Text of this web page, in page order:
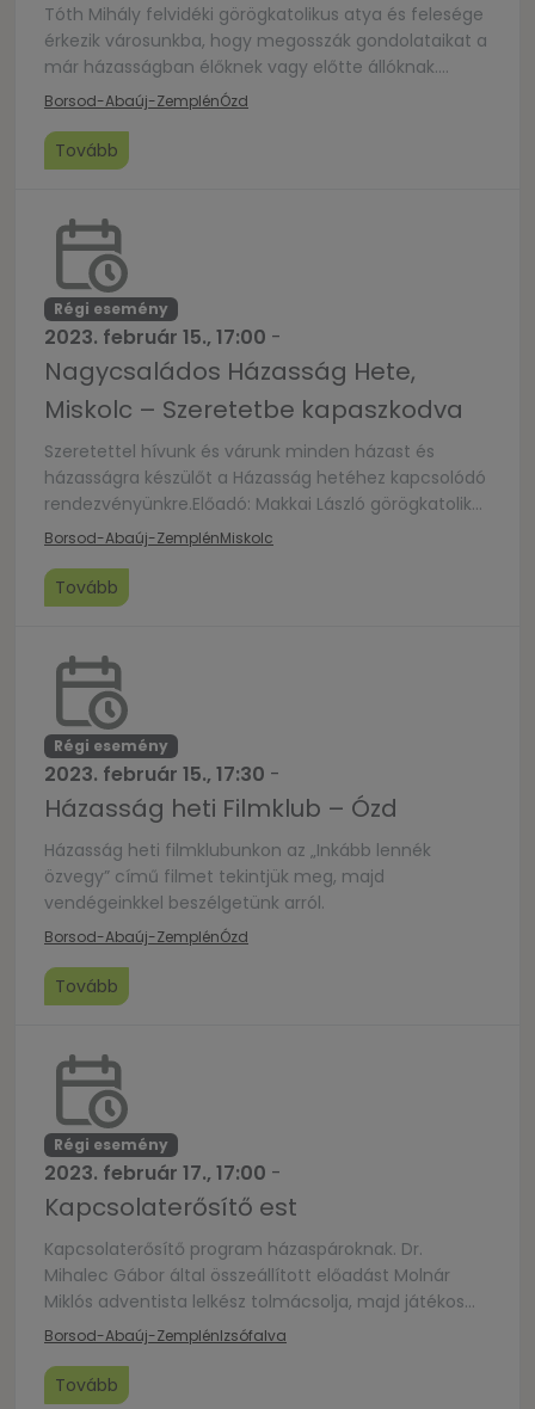
Tóth Mihály felvidéki görögkatolikus atya és felesége
érkezik városunkba, hogy megosszák gondolataikat a
már házasságban élőknek vagy előtte állóknak.
Mindenkit szeretettel várunk!
Borsod-Abaúj-ZemplénÓzd
Tovább
Régi esemény
2023. február 15., 17:00 -
Nagycsaládos Házasság Hete,
Miskolc – Szeretetbe kapaszkodva
Szeretettel hívunk és várunk minden házast és
házasságra készülőt a Házasság hetéhez kapcsolódó
rendezvényünkre.Előadó: Makkai László görögkatolikus
lelkész, pasztorálpszichológusTéma: Szeretetbe
regisztrációhoz kötött!Regisztrálni ezen a linken
lehetséges:https://forms.gle/dsei8d5Um1GETNxr6
Borsod-Abaúj-ZemplénMiskolc
Tovább
Régi esemény
2023. február 15., 17:30 -
Házasság heti Filmklub – Ózd
Házasság heti filmklubunkon az „Inkább lennék
özvegy” című filmet tekintjük meg, majd
vendégeinkkel beszélgetünk arról.
Borsod-Abaúj-ZemplénÓzd
Tovább
Régi esemény
2023. február 17., 17:00 -
Kapcsolaterősítő est
Kapcsolaterősítő program házaspároknak. Dr.
Mihalec Gábor által összeállított előadást Molnár
Miklós adventista lelkész tolmácsolja, majd játékos
feladatok, kötetlen beszélgetés, tea, pogácsa várja a
Borsod-Abaúj-ZemplénIzsófalva
Tovább